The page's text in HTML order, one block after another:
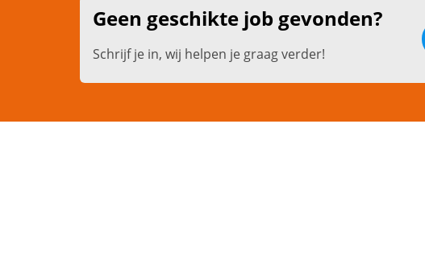
Geen geschikte job gevonden?
Schrijf je in, wij helpen je graag verder!